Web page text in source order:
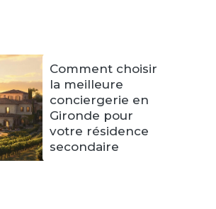
Comment choisir
la meilleure
conciergerie en
Gironde pour
votre résidence
secondaire